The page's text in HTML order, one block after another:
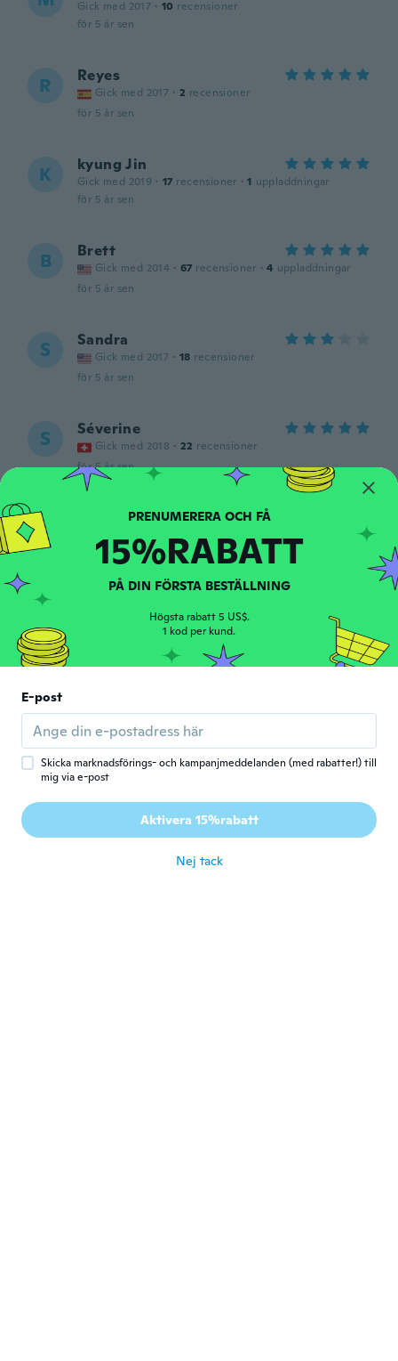
Gick med 2017 · 10 recensioner
för 5 år sen
R Reyes
Gick med 2017 · 2 recensioner
för 5 år sen
K kyung Jin
Gick med 2019 · 17 recensioner · 1 uppladdningar
för 5 år sen
B Brett
Gick med 2014 · 67 recensioner · 4 uppladdningar
för 5 år sen
S Sandra
Gick med 2017 · 18 recensioner
för 5 år sen
S Séverine
Gick med 2018 · 22 recensioner
för 5 år sen
M Mustafa
för 5 år sen
Gick med 2019 · 389 recensioner
J Gick med 2017 · 46 recensioner · 1 uppladdningar
för 5 år sen
Paola
Gick med 2014 · 28 recensioner
PRENUMERERA OCH FÅ
15%RABATT
PÅ DIN FÖRSTA BESTÄLLNING
Högsta rabatt 5 US$.
1 kod per kund.
E-post
Skicka marknadsförings- och kampanjmeddelanden (med rabatter!) till
mig via e-post
Aktivera 15%rabatt
Nej tack